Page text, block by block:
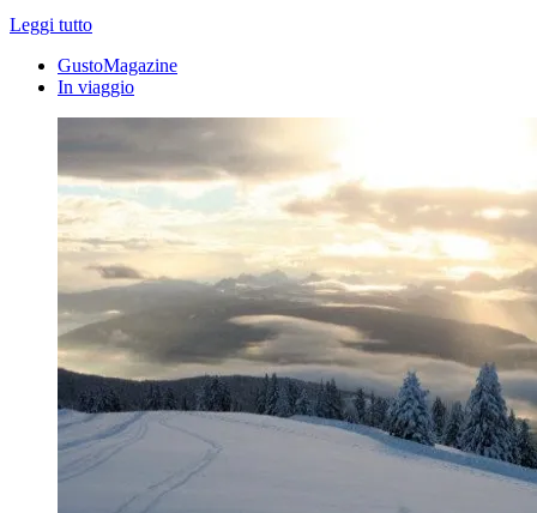
Leggi tutto
GustoMagazine
In viaggio